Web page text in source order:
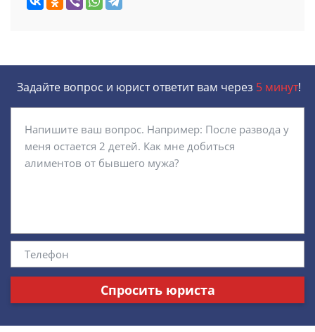
Задайте вопрос и юрист ответит вам через 5 минут!
Спросить юриста